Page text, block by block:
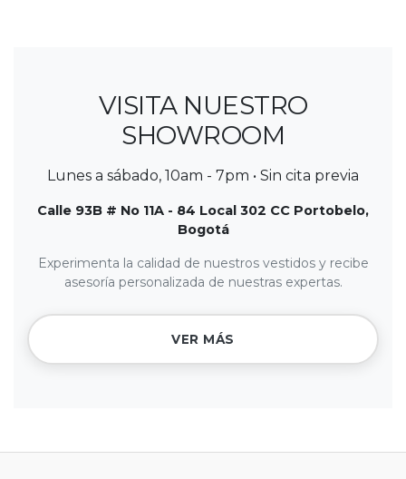
VISITA NUESTRO
SHOWROOM
Lunes a sábado, 10am - 7pm • Sin cita previa
Calle 93B # No 11A - 84 Local 302 CC Portobelo,
Bogotá
Experimenta la calidad de nuestros vestidos y recibe
asesoría personalizada de nuestras expertas.
VER MÁS